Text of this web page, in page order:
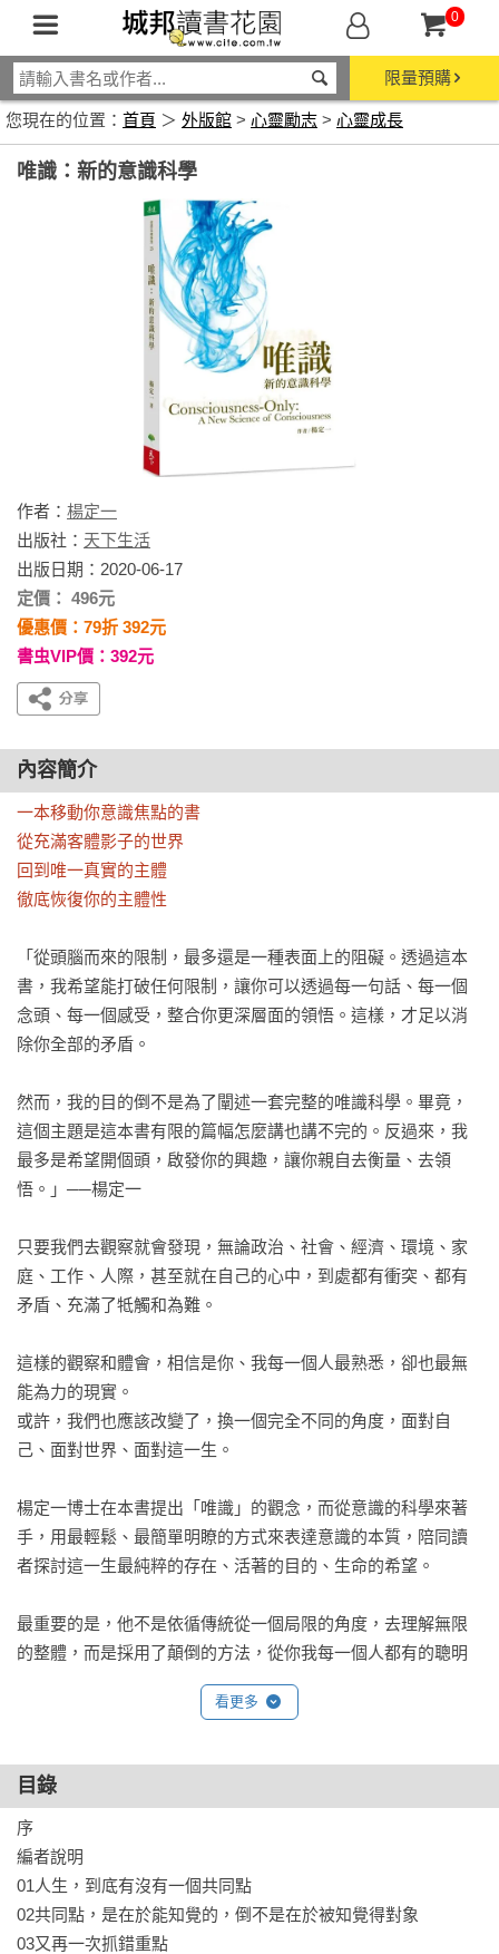
0
限量預購
您現在的位置： 首頁 ＞ 外版館 > 心靈勵志 > 心靈成長
唯識：新的意識科學
作者： 楊定一
出版社： 天下生活
出版日期：2020-06-17
定價： 496元
優惠價：79折 392元
書虫VIP價：392元
內容簡介
一本移動你意識焦點的書
從充滿客體影子的世界
回到唯一真實的主體
徹底恢復你的主體性
「從頭腦而來的限制，最多還是一種表面上的阻礙。透過這本
書，我希望能打破任何限制，讓你可以透過每一句話、每一個
念頭、每一個感受，整合你更深層面的領悟。這樣，才足以消
除你全部的矛盾。
然而，我的目的倒不是為了闡述一套完整的唯識科學。畢竟，
這個主題是這本書有限的篇幅怎麼講也講不完的。反過來，我
最多是希望開個頭，啟發你的興趣，讓你親自去衡量、去領
悟。」──楊定一
只要我們去觀察就會發現，無論政治、社會、經濟、環境、家
庭、工作、人際，甚至就在自己的心中，到處都有衝突、都有
矛盾、充滿了牴觸和為難。
這樣的觀察和體會，相信是你、我每一個人最熟悉，卻也最無
能為力的現實。
或許，我們也應該改變了，換一個完全不同的角度，面對自
己、面對世界、面對這一生。
楊定一博士在本書提出「唯識」的觀念，而從意識的科學來著
手，用最輕鬆、最簡單明瞭的方式來表達意識的本質，陪同讀
者探討這一生最純粹的存在、活著的目的、生命的希望。
最重要的是，他不是依循傳統從一個局限的角度，去理解無限
的整體，而是採用了顛倒的方法，從你我每一個人都有的聰明
的源頭、最根本的主體來著手。
正以簡馭繁，而最終將你我已經僵化的框架做一個徹底的推
翻，讓活活潑潑的生命從每一個人的心底湧出來。
但願，有朝一日，人類集體的意識轉變，會為你我迎來一個合
乎生命本質、合乎人性的社會與人間。
*************
看更多
目錄
序
編者說明
01人生，到底有沒有一個共同點
02共同點，是在於能知覺的，倒不是在於被知覺得對象
03又再一次抓錯重點